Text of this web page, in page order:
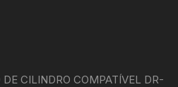
CILINDRO COMPATÍVEL DR-